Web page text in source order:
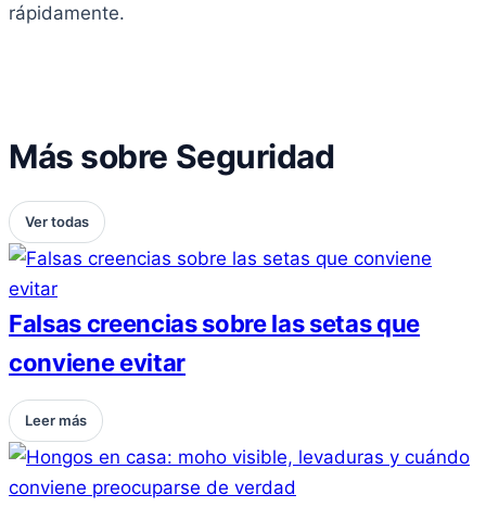
rápidamente.
Más sobre Seguridad
Ver todas
Falsas creencias sobre las setas que
conviene evitar
Leer más